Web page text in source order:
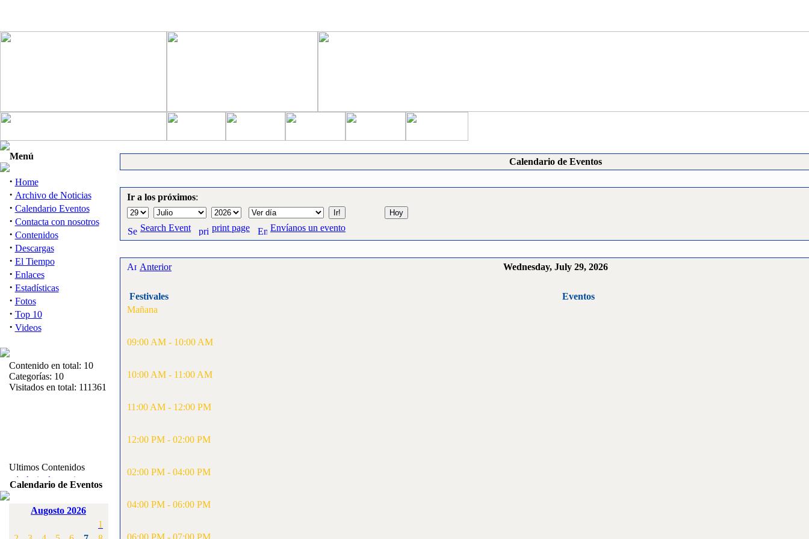
Menú
· Home
· Archivo de Noticias
· Calendario Eventos
· Contacta con nosotros
· Contenidos
· Descargas
· El Tiempo
· Enlaces
· Estadísticas
· Fotos
· Top 10
· Videos
Contenido en total: 10
Categorías: 10
Visitados en total: 111361
Ultimos Contenidos
1:
Articulos varios
[Visitas: 5711]
Campeonato de
[Visitas: 4134]
Calendario de Eventos
Augosto 2026
1
Calendario de Eventos
Ir a los próximos:
Search Event print page Envíanos un evento
Anterior Wednesday, July 29, 2026
Festivales
Mañana
09:00 AM - 10:00 AM
10:00 AM - 11:00 AM
11:00 AM - 12:00 PM
12:00 PM - 02:00 PM
02:00 PM - 04:00 PM
04:00 PM - 06:00 PM
06:00 PM - 07:00 PM
Eventos